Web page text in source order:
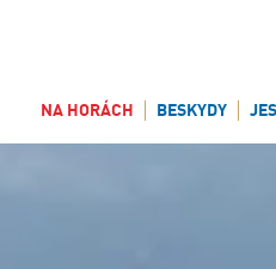
NA HORÁCH BESKYDY